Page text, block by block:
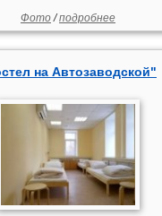
Фото/подробнее
на Автозаводской"